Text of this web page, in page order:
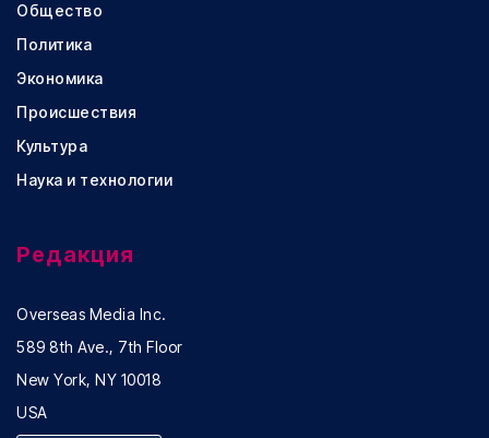
Общество
Политика
Экономика
Происшествия
Культура
Наука и технологии
Редакция
Overseas Media Inc.
589 8th Ave., 7th Floor
New York, NY 10018
USA